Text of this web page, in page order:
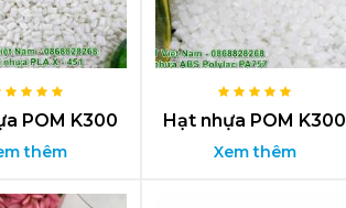
POM K300
thêm
Hạt nhựa POM K300
Xem thêm